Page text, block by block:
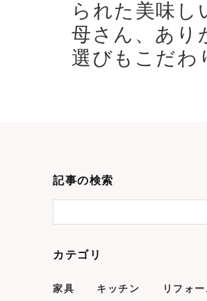
られた美味
母さん、あり
選びもこだ
記事の検索
カテゴリ
家具 キッチン リフォ